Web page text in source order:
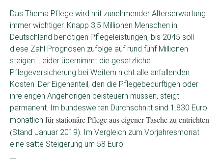
Das Thema Pflege wird mit zunehmender Alterserwartung
immer wichtiger. Knapp 3,5 Millionen Menschen in
Deutschland benötigen Pflegeleistungen, bis 2045 soll
diese Zahl Prognosen zufolge auf rund fünf Millionen
steigen. Leider übernimmt die gesetzliche
Pflegeversicherung bei Weitem nicht alle anfallenden
Kosten. Der Eigenanteil, den die Pflegebedürftigen oder
ihre engen Angehörigen beisteuern müssen, steigt
permanent. Im bundesweiten Durchschnitt sind 1.830 Euro
monatlich für stationäre Pflege aus eigener Tasche zu entrichten
(Stand Januar 2019). Im Vergleich zum Vorjahresmonat
eine satte Steigerung um 58 Euro.